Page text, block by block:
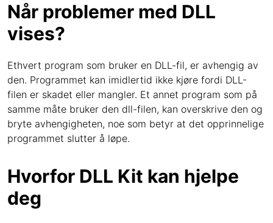
Når problemer med DLL
vises?
Ethvert program som bruker en DLL-fil, er avhengig av
den. Programmet kan imidlertid ikke kjøre fordi DLL-
filen er skadet eller mangler. Et annet program som på
samme måte bruker den dll-filen, kan overskrive den og
bryte avhengigheten, noe som betyr at det opprinnelige
programmet slutter å løpe.
Hvorfor DLL Kit kan hjelpe
deg